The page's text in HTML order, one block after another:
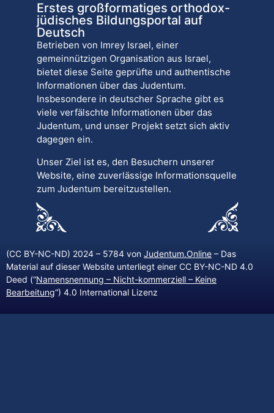
Erstes großformatiges orthodox-
jüdisches Bildungsportal auf
Deutsch
Betrieben von Imrey Israel, einer
gemeinnützigen Organisation aus Israel,
bietet diese Seite geprüfte und authentische
Informationen über das Judentum.
Insbesondere in deutscher Sprache gibt es
viele verfälschte Informationen über das
Judentum, und unser Projekt setzt sich aktiv
dagegen ein.
Unser Ziel ist es, den Besuchern unserer
Website, eine zuverlässige Informationsquelle
zum Judentum bereitzustellen.
(CC BY-NC-ND) 2024 – 5784 von Judentum.Online – Das
Material auf dieser Website unterliegt einer CC BY-NC-ND 4.0
Deed (“Namensnennung – Nicht-kommerziell – Keine
Bearbeitung“) 4.0 International Lizenz